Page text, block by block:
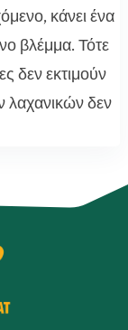
κάνει ένα
βλέμμα. Τότε
δεν εκτιμούν
λαχανικών δεν